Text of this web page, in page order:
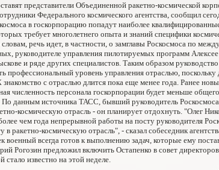
представители Объединенной ракетно-космической
Федерального космического агентства, сообщил
в госкорпорацию попадут наиболее
требует многолетнего опыта и знаний специфики
словам, речь идет, в частности, о замглавы Роскосмоса по
руководителе управления пилотируемых программ
и ряде других специалистов. Таким образом
профессиональный уровень управления отраслью, поскольку
с отраслью длится пока еще менее года. Ранее
численность персонала госкорпорации будет меньше
По данным источника ТАСС, бывший руководитель
космическую отрасль - он планирует отдохнуть. "Олег
чем года непрерывной работы на посту руководителя
ракетно-космическую отрасль", - сказал собеседник
военный всегда готов к выполнению задач, которые ему
Рогозин предложил включить Остапенко в совет директоров
известно на этой неделе.